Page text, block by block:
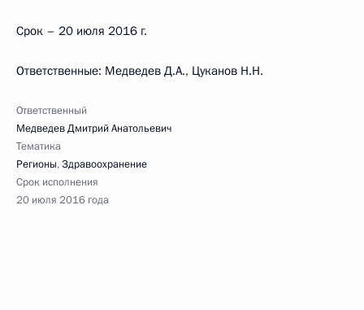
Срок – 20 июля 2016 г.
Ответственные: Медведев Д.А., Цуканов Н.Н.
Ответственный
Медведев Дмитрий Анатольевич
Тематика
Регионы,Здравоохранение
Срок исполнения
20 июля 2016 года